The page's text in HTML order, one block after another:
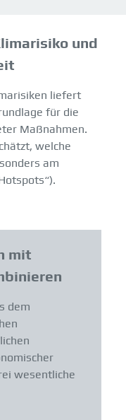
ANPASSENund
liefert
für die
Maßnahmen.
welche
am
mit
dem
wesentliche